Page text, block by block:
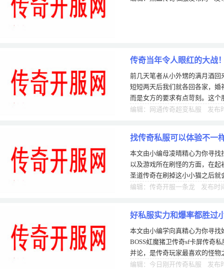
传奇当年令人眼红的大战
随
前几天笔者从小外甥的满月酒
短短两天后我们就各回各家，
而是女方的要求有点苛刻。这
一大堆彩礼。本来两家人都订好
编辑：网通传奇超变私服 发布
找传奇私服可以体验不一
本文由小编母凌晴精心为你寻
以及游戏所在刷怪的方面，在
圣道传奇在刷掉这小小猫之后
掉到身后去，数量凑够了五个之
编辑：传奇开服一条龙 发布时
好私服实力和爆率都胜过
本文由小编学向真精心为你寻
BOSS虹魔猪卫传奇sf卡屏传奇
并论，是传奇玩家最喜欢的怪物
物，实力和血量不如BOSS，但
编辑：今日刚开传奇私服 发布